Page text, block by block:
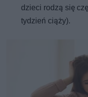
dzieci rodzą się
tydzień ciąży).